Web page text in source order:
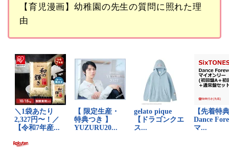
【育児漫画】幼稚園の先生の質問に照れた理
由